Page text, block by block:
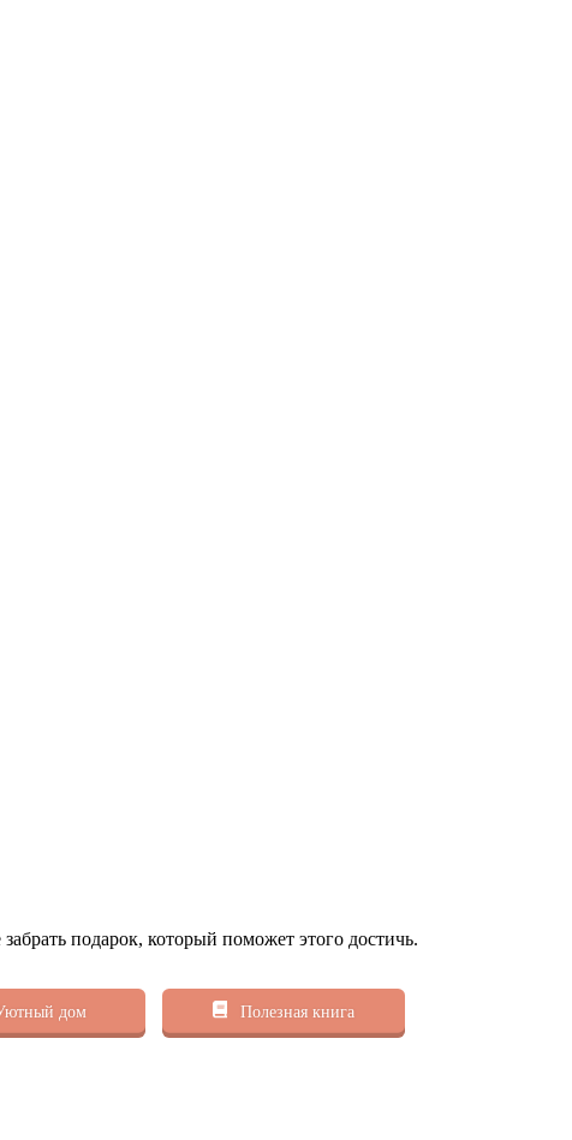
подарок, который поможет этого достичь.
дом Полезная книга